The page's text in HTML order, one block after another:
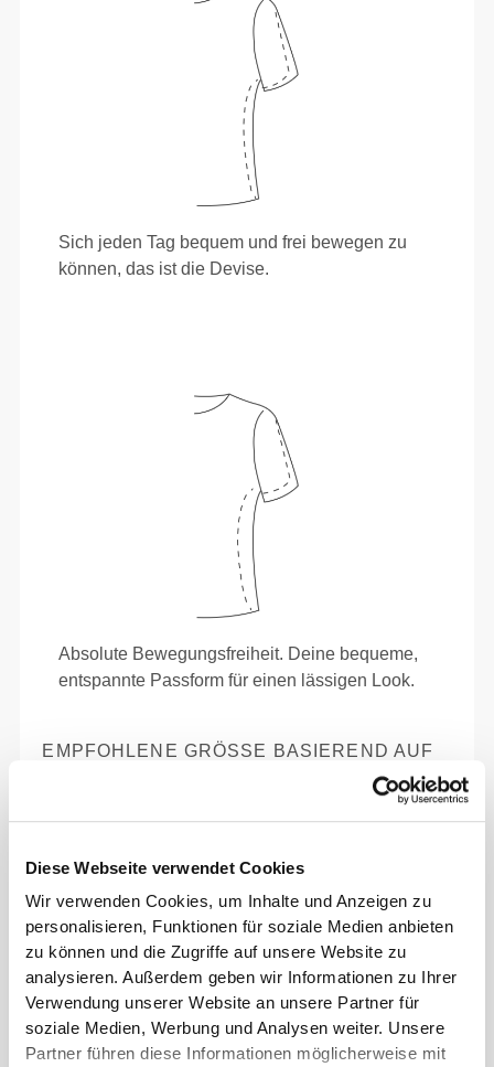
Diese Webseite verwendet Cookies
Wir verwenden Cookies, um Inhalte und Anzeigen zu
personalisieren, Funktionen für soziale Medien anbieten
zu können und die Zugriffe auf unsere Website zu
analysieren. Außerdem geben wir Informationen zu Ihrer
Verwendung unserer Website an unsere Partner für
soziale Medien, Werbung und Analysen weiter. Unsere
Partner führen diese Informationen möglicherweise mit
Sich jeden Tag bequem und frei bewegen zu
können, das ist die Devise.
Absolute Bewegungsfreiheit. Deine bequeme,
entspannte Passform für einen lässigen Look.
EMPFOHLENE GRÖSSE BASIEREND AUF D
(cm)/(in)
(cm)/(in)
XS
74 - 82
29"
1/8 - 32"5/16
56 - 64
22"
- 25" 1/4
82 - 90
32"5/16- 35"
7/16
S
82 - 90
32"
5/16
64 - 72
25"1/4- 28"3/8
90 - 98
35"7/16- 38"5/8